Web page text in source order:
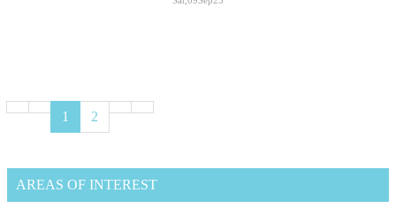
1 2
AREAS OF INTEREST